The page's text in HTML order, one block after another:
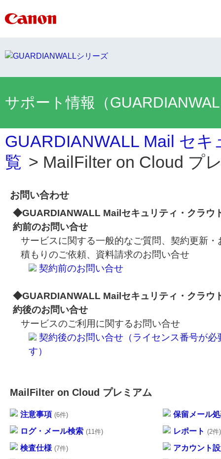
サポート情報（
GUARDIANWALL Mail セ
覧 > MailFilter on Cloud プ
お問い合わせ
◆GUARDIANWALL Mailセキュリティ・クラウ
約前のお問い合せ
サービスに関する一般的なご質問、契約更新・
積もりのご依頼、資料請求のお問い合せ
契約前のお問い合せ
◆GUARDIANWALL Mailセキュリティ・クラウ
約後のお問い合せ
サービスのご利用に関するお問い合せ
契約後のお問い合せ（ライセンス番号が必
す）
MailFilter on Cloud プレミアム
注意事項 (6件)
保留メール
ログ・メール検索 (11件) レポート (2件)
検査仕様 (7件)
アカウント